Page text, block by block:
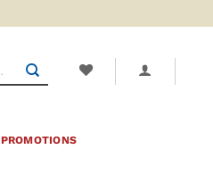
PROMOTIONS